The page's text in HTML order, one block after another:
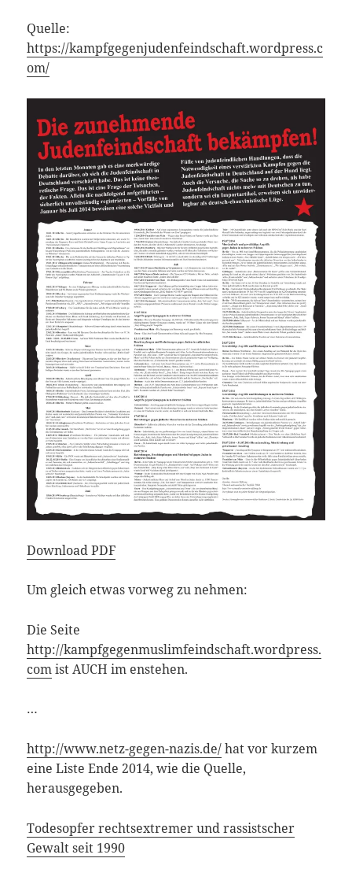
Quelle:
https://kampfgegenjudenfeindschaft.wordpress.c
om/
Download PDF
Um gleich etwas vorweg zu nehmen:
Die Seite
http://kampfgegenmuslimfeindschaft.wordpress.
comist AUCH im enstehen.
…
http://www.netz-gegen-nazis.de/hat vor kurzem
eine Liste Ende 2014, wie die Quelle,
herausgegeben.
Todesopfer rechtsextremer und rassistscher
Gewalt seit 1990